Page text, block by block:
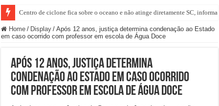
Centro de ciclone fica sobre o oceano e não atinge diretamente SC,
Home / Display / Após 12 anos, justiça determina condenação ao Estado
em caso ocorrido com professor em escola de Água Doce
Após 12 anos, justiça determina
condenação ao Estado em caso ocorrido
com professor em escola de Água Doce